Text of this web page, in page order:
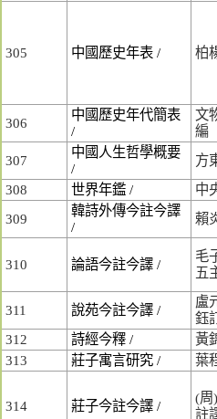
305 中國歷史年表 / 柏
306
中國歷史年代簡表
/
文
編
307
中國人生哲學概要
/
方
308
世界年鑑 /
中
309
韓詩外傳今註今譯
/
賴
310 論語今註今譯 /
毛
五
311 說苑今註今譯 /
盧
鈺
312
詩經今釋 /
黃
313
莊子寓言研究 / 葉
314 莊子今註今譯 /
(周
註